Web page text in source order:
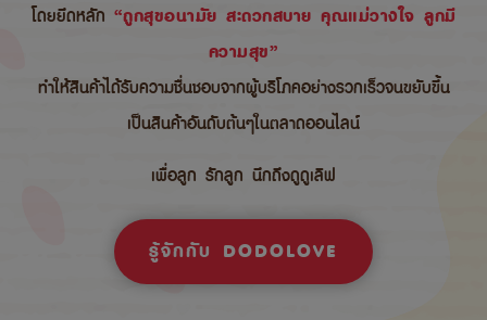
โดยยึดหลัก “ถูกสุขอนามัย สะดวกสบาย คุณแม่วางใจ ลูกมี
ความสุข”
ทำให้สินค้าได้รับความชื่นชอบจากผู้บริโภคอย่างรวกเร็วจนขยับขึ้น
เป็นสินค้าอันดับต้นๆในตลาดออนไลน์
เพื่อลูก รักลูก นึกถึงดูดูเลิฟ
รู้จักกับ DODOLOVE